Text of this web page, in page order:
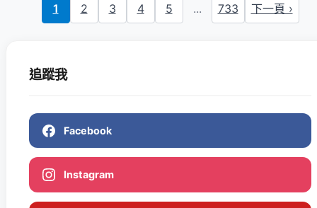
1 2 3 4 5 ... 733 下一頁 ›
追蹤我
Facebook
Instagram